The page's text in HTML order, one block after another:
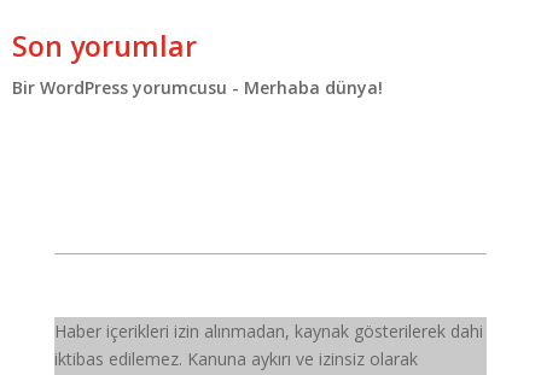
Son yorumlar
Bir WordPress yorumcusu - Merhaba dünya!
Haber içerikleri izin alınmadan, kaynak gösterilerek dahi
iktibas edilemez. Kanuna aykırı ve izinsiz olarak